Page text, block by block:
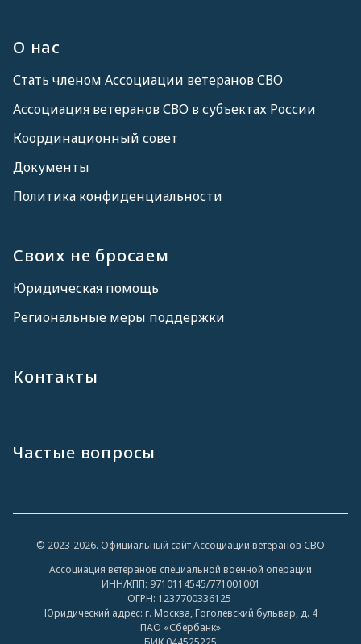
О нас
Стать членом Ассоциации ветеранов СВО
Ассоциация ветеранов СВО в субъектах России
Координационный совет
Документы
Политика конфиденциальности
Своих не бросаем
Юридическая помощь
Региональные меры поддержки
Контакты
Частые вопросы
© 2023-2026. Официальный сайт Ассоциации ветеранов СВО
Ассоциация ветеранов специальной военной операции
ИНН/КПП: 9710114545/771001001
ОГРН: 1237700336125
Юридический адрес: г. Москва, Гоголевский бульвар, д. 4
ПАО «Сбербанк»